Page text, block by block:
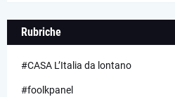
Rubriche
#CASA L’Italia da lontano
#foolkpanel